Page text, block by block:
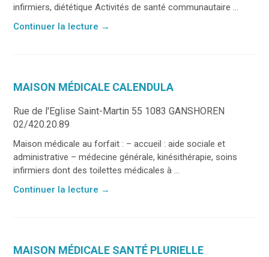
infirmiers, diététique Activités de santé communautaire ...
Continuer la lecture →
MAISON MÉDICALE CALENDULA
Rue de l'Eglise Saint-Martin 55 1083 GANSHOREN
02/420.20.89
Maison médicale au forfait : – accueil : aide sociale et
administrative – médecine générale, kinésithérapie, soins
infirmiers dont des toilettes médicales à ...
Continuer la lecture →
MAISON MÉDICALE SANTÉ PLURIELLE